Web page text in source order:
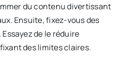
du contenu divertissant
Ensuite, fixez-vous des
de le réduire
des limites claires.